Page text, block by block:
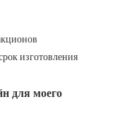
изготовления
для моего